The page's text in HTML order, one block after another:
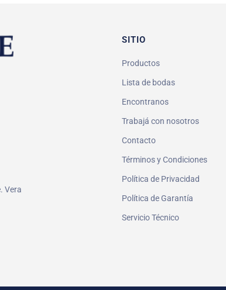
Vera
SITIO
Productos
Lista de bodas
Encontranos
Trabajá con nosotros
Contacto
Términos y Condiciones
Política de Privacidad
Política de Garantía
Servicio Técnico